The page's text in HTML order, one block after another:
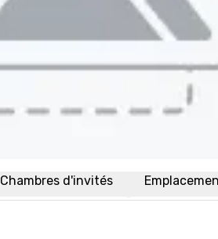
Chambres d'invités